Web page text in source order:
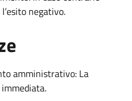
negativo.
amministrativo: La